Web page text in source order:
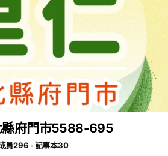
縣府門市5588-695
員296
記事本30